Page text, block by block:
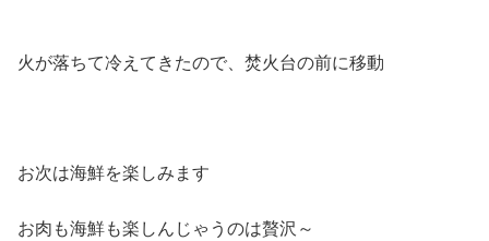
火が落ちて冷えてきたので、焚火台の前に移動
お次は海鮮を楽しみます
お肉も海鮮も楽しんじゃうのは贅沢～